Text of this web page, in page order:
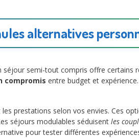
alternatives
semi-tout compris offre certains
compromis entre budget et
prestations selon vos envies. Ces
séjours modulables séduisent les
pour tester différentes